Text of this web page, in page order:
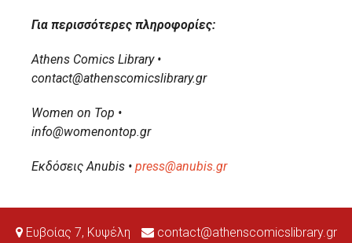
Για περισσότερες πληροφορίες:
Athens Comics Library•
contact@athenscomicslibrary.gr
Women on Top •
info@womenontop.gr
Εκδόσεις Anubis • press@anubis.gr
Ευβοίας 7, Κυψέλη contact@athenscomicslibrary.gr